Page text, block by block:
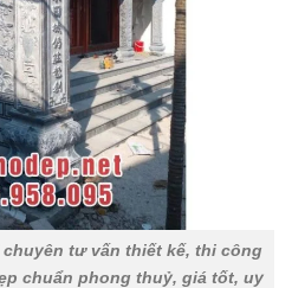
chuyên tư vấn thiết kế, thi công
chuẩn phong thuỷ, giá tốt, uy